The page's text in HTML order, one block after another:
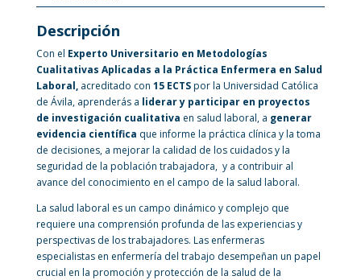
Descripción
Con el Experto Universitario en Metodologías
Cualitativas Aplicadas a la Práctica Enfermera en Salud
Laboral, acreditado con 15 ECTSpor la Universidad Católica
de Ávila, aprenderás a liderar y participar en proyectos
de investigación cualitativa en salud laboral, a generar
evidencia científica que informe la práctica clínica y la toma
de decisiones, a mejorar la calidad de los cuidados y la
seguridad de la población trabajadora, y a contribuir al
avance del conocimiento en el campo de la salud laboral.
La salud laboral es un campo dinámico y complejo que
requiere una comprensión profunda de las experiencias y
perspectivas de los trabajadores. Las enfermeras
especialistas en enfermería del trabajo desempeñan un papel
crucial en la promoción y protección de la salud de la